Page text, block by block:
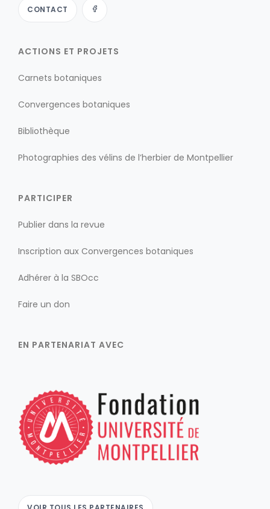
CONTACT
ACTIONS ET PROJETS
Carnets botaniques
Convergences botaniques
Bibliothèque
Photographies des vélins de l’herbier de Montpellier
PARTICIPER
Publier dans la revue
Inscription aux Convergences botaniques
Adhérer à la SBOcc
Faire un don
EN PARTENARIAT AVEC